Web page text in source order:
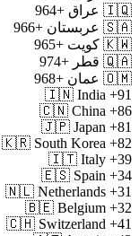
🇮🇶 عراق +964
🇸🇦 عربستان +966
🇰🇼 کویت +965
🇶🇦 قطر +974
🇴🇲 عمان +968
🇮🇳 India +91
🇨🇳 China +86
🇯🇵 Japan +81
🇰🇷 South Korea +82
🇮🇹 Italy +39
🇪🇸 Spain +34
🇳🇱 Netherlands +31
🇧🇪 Belgium +32
🇨🇭 Switzerland +41